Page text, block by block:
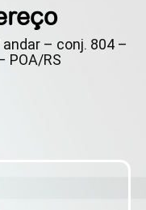
– conj. 804 –
POA/RS